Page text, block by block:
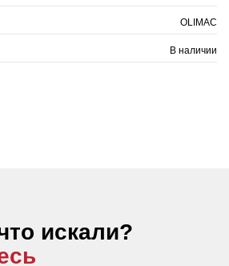
OLIMAC
В наличии
искали?